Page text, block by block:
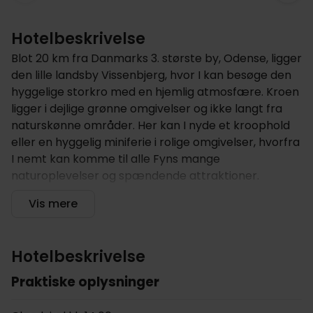
Hotelbeskrivelse
Blot 20 km fra Danmarks 3. største by, Odense, ligger
den lille landsby Vissenbjerg, hvor I kan besøge den
hyggelige storkro med en hjemlig atmosfære. Kroen
ligger i dejlige grønne omgivelser og ikke langt fra
naturskønne områder. Her kan I nyde et kroophold
eller en hyggelig miniferie i rolige omgivelser, hvorfra
I nemt kan komme til alle Fyns mange
naturoplevelser og spændende attraktioner.
Hotellet tilbyder
mange år. Kroen har en filosofi, der hedder; glade
medarbejdere skaber gode miljøer og en god
service i dagligdagen. På hotellets restaurant
Vis mere
Hotelbeskrivelse
Praktiske oplysninger